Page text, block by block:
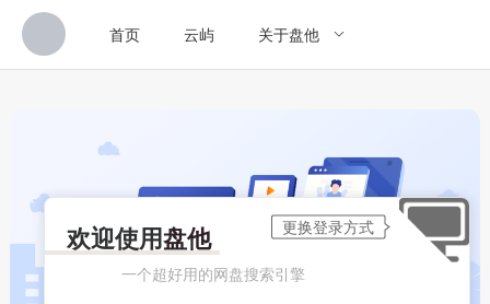
首页 云屿 关于盘他
欢迎使用盘他
一个超好用的网盘搜索引擎